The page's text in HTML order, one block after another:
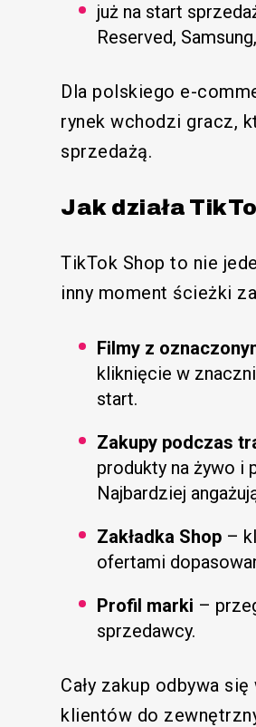
już na start
Reserved,
Dla polskiego e-
rynek wchodzi gracz,
sprzedażą.
Jak działa
TikTok Shop to nie
inny moment ścieżki
Filmy z
kliknięcie w
start.
Zakupy podczas
produkty na żywo i
Najbardziej
Zakładka Shop –
ofertami
Profil marki –
sprzedawcy.
Cały zakup odbywa
klientów do